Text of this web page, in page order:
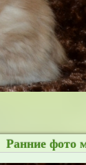
Ранние фото